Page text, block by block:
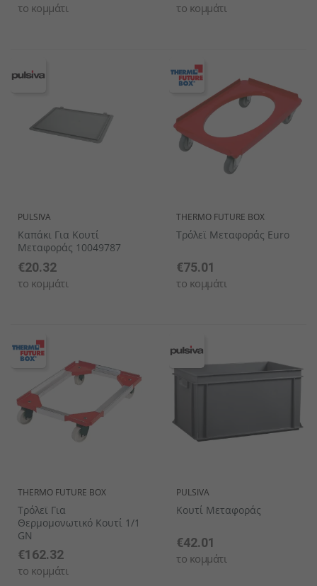
το κομμάτι το κομμάτι
PULSIVA
Καπάκι Για Κουτί
Μεταφοράς 10049787
€20.32
το κομμάτι
THERMO FUTURE BOX
Τρόλεϊ Μεταφοράς Euro
€75.01
το κομμάτι
THERMO FUTURE BOX
Τρόλεϊ Για
Θερμομονωτικό Κουτί 1/1
GN
€162.32
το κομμάτι
PULSIVA
Κουτί Μεταφοράς
€42.01
το κομμάτι